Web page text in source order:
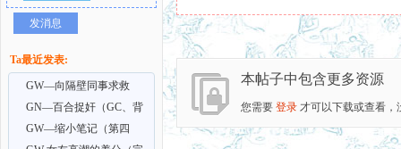
发消息
Ta最近发表:
GW—向隔壁同事求救
却…(GC)
GN—百合捉奸（GC、背
叛）
GW—缩小笔记（第四
本帖子中包含更多资源
您需要 登录 才可以下载或查看，